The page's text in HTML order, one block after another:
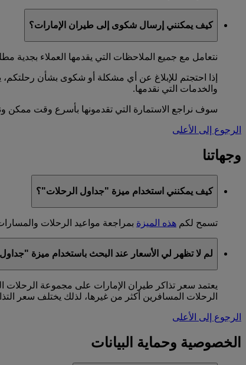
كيف يمكنني إرسال شكوى إلى طيران الإمارات؟
نتعامل مع جميع الملاحظات التي يقدمها العملاء بجدية
إذا احتجتم للإبلاغ عن أي مشكلة أو شكوى بشأن
والخدمات التي نقدمها.
سوف نراجع الاستمارة التي تقدمونها بأسرع وقت ممكن
الرجوع إلى الأعلى
وجهاتنا
كيف يمكنني استخدام ميزة "جداول الرحلات"؟
تسمح لكم هذه الميزة بمراجعة مواعيد الرحلات
لم لا تظهر لي الأسعار عند البحث باستخدام ميزة
يعتمد سعر تذاكر طيران الإمارات على مجموعة الرحلات
الرحلات المسافرين أكثر من غيرها، لذلك يختلف سعر
الرجوع إلى الأعلى
الخصوصية وحماية البيانات